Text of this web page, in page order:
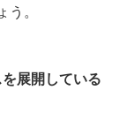
う。
展開している